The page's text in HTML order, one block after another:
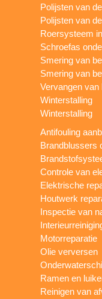
Polijsten van
Polijsten van
Roersysteem
Schroefas
Smering van
Smering van
Vervangen van
Winterstalling
Winterstalling
Antifouling
Brandblussers
Controle van
Elektrische
Houtwerk
Inspectie van
Motorreparatie
Olie verversen
Ramen en
Reinigen van